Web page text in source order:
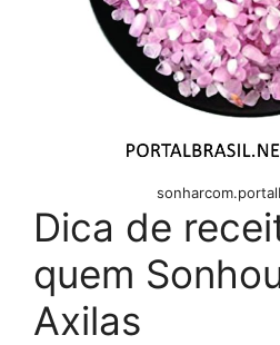
Dica de
quem
Axilas